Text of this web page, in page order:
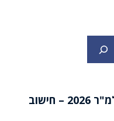
מחשבון עלות בנייה למ"ר 2026 – חישוב